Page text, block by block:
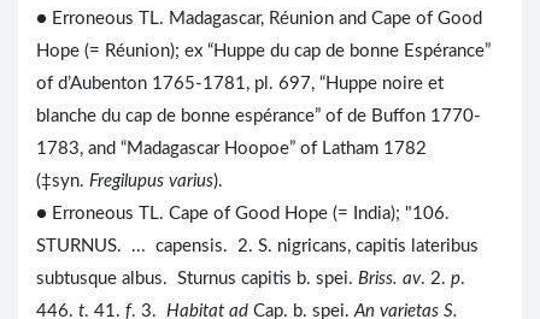
● Erroneous TL. Madagascar, Réunion and Cape of Good
Hope (= Réunion); ex “Huppe du cap de bonne Espérance”
of d’Aubenton 1765-1781, pl. 697, “Huppe noire et
blanche du cap de bonne espérance” of de Buffon 1770-
1783, and “Madagascar Hoopoe” of Latham 1782
(‡syn. Fregilupus varius).
● Erroneous TL. Cape of Good Hope (= India); "106.
STURNUS. ... capensis. 2. S. nigricans, capitis lateribus
subtusque albus. Sturnus capitis b. spei. Briss. av. 2. p.
446. t. 41. f. 3. Habitat ad Cap. b. spei.An varietas S.